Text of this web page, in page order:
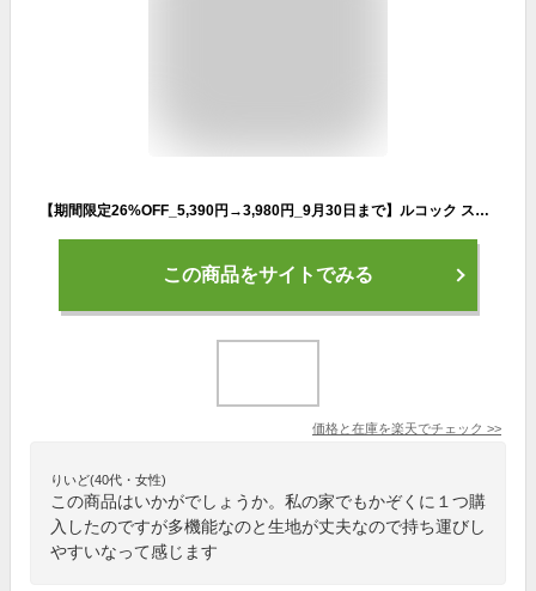
【期間限定26%OFF_5,390円→3,980円_9月30日まで】ルコック スポーツバッグ ボストンバッグ 小学校 旅行 帰省 修学旅行 林間学校 国内旅行 ショルダーバッグ レディース メンズ 子ども用 軽量 大容量 大きめ 1泊 2泊 2WAY 42L 36557
この商品をサイトでみる
価格と在庫を楽天でチェック >>
りいど(40代・女性)
この商品はいかがでしょうか。私の家でもかぞくに１つ購
入したのですが多機能なのと生地が丈夫なので持ち運びし
やすいなって感じます